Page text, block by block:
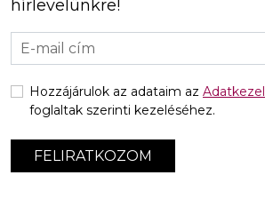
hírlevelünkre!
FELIRATKOZOM
Hozzájárulok az adataim az
foglaltak szerinti kezeléséhez.